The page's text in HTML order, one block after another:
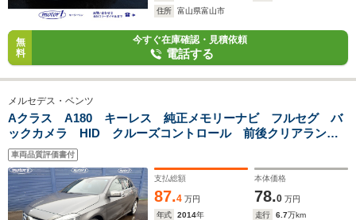
住所
富山県富山市
無
料
今すぐ在庫確認・見積依頼
電話する
メルセデス・ベンツ
Aクラス A180 キーレス 純正メモリーナビ フルセグ バ
ックカメラ HID クルーズコントロール 前後クリアランス
ソナー 純正17インチアルミ ETC ハーフレザーシート
車両品質評価書付
支払総額
87.4 万円
本体価格
78.0 万円
年式
2014年 走行 6.7万km